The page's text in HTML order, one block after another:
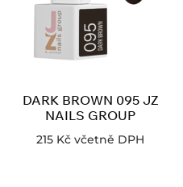
DARK BROWN 095 JZ
NAILS GROUP
215 Kč včetně DPH